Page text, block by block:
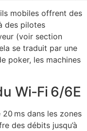
mobiles offrent des
des pilotes
(voir section
se traduit par une
poker, les machines
Wi‑Fi 6/6E
ms dans les zones
des débits jusqu’à